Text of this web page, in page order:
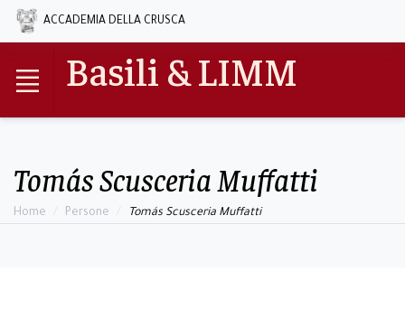
ACCADEMIA DELLA CRUSCA
Basili & LIMM
Tomás Scusceria Muffatti
Home Persone Tomás Scusceria Muffatti